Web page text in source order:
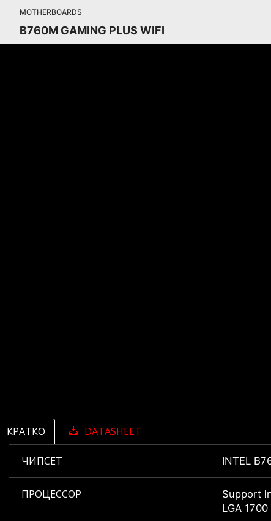
MOTHERBOARDS
B760M GAMING PLUS WIFI
КРАТКО DATASHEET
ЧИПСЕТ INTEL
ПРОЦЕССОР
Support
LGA 1700